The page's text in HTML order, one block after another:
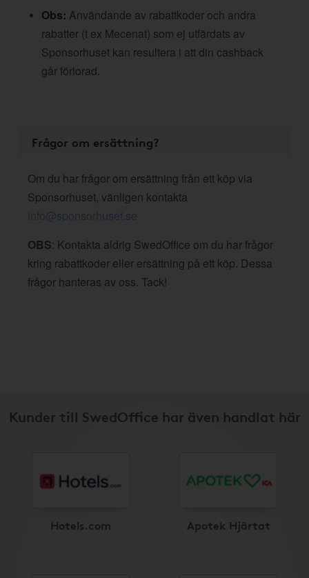
Obs: Användande av rabattkoder och andra
rabatter (t ex Mecenat) som ej utfärdats av
Sponsorhuset kan resultera i att din cashback
går förlorad.
Frågor om ersättning?
Om du har frågor om ersättning från ett köp via
Sponsorhuset, vänligen kontakta
info@sponsorhuset.se
OBS: Kontakta aldrig SwedOffice om du har frågor
kring rabattkoder eller ersättning på ett köp. Dessa
frågor hanteras av oss. Tack!
Kunder till SwedOffice har även handlat här
Hotels.com Apotek Hjärtat